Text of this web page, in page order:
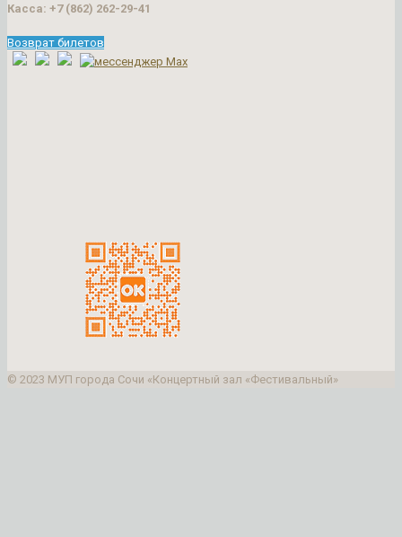
Касса: +7 (862) 262-29-41
Возврат билетов
© 2023 МУП города Сочи «Концертный зал «Фестивальный»